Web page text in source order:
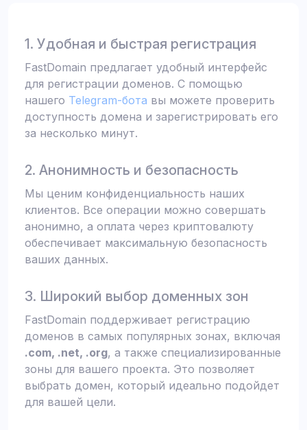
1. Удобная и быстрая регистрация
FastDomain предлагает удобный интерфейс
для регистрации доменов. С помощью
нашего Telegram-бота вы можете проверить
доступность домена и зарегистрировать его
за несколько минут.
2. Анонимность и безопасность
Мы ценим конфиденциальность наших
клиентов. Все операции можно совершать
анонимно, а оплата через криптовалюту
обеспечивает максимальную безопасность
ваших данных.
3. Широкий выбор доменных зон
FastDomain поддерживает регистрацию
доменов в самых популярных зонах, включая
.com, .net, .org, а также специализированные
зоны для вашего проекта. Это позволяет
выбрать домен, который идеально подойдет
для вашей цели.